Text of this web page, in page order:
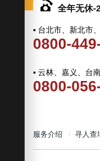
全年无休-
▪ 台北市、新北市
0800-
▪ 云林、嘉义、台
0800-
服务介绍 寻人查